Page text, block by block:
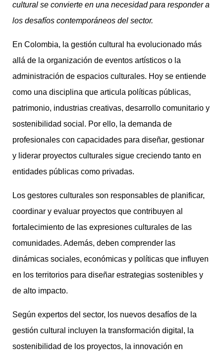
cultural se convierte en una necesidad para responder a
los desafíos contemporáneos del sector.
En Colombia, la gestión cultural ha evolucionado más
allá de la organización de eventos artísticos o la
administración de espacios culturales. Hoy se entiende
como una disciplina que articula políticas públicas,
patrimonio, industrias creativas, desarrollo comunitario y
sostenibilidad social. Por ello, la demanda de
profesionales con capacidades para diseñar, gestionar
y liderar proyectos culturales sigue creciendo tanto en
entidades públicas como privadas.
Los gestores culturales son responsables de planificar,
coordinar y evaluar proyectos que contribuyen al
fortalecimiento de las expresiones culturales de las
comunidades. Además, deben comprender las
dinámicas sociales, económicas y políticas que influyen
en los territorios para diseñar estrategias sostenibles y
de alto impacto.
Según expertos del sector, los nuevos desafíos de la
gestión cultural incluyen la transformación digital, la
sostenibilidad de los proyectos, la innovación en